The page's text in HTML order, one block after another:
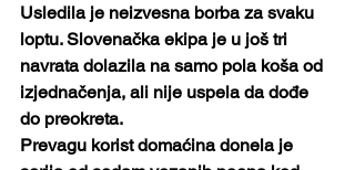
Usledila je neizvesna borba za svaku
loptu. Slovenačka ekipa je u još tri
navrata dolazila na samo pola koša od
izjednačenja, ali nije uspela da dođe
do preokreta.
Prevagu korist domaćina donela je